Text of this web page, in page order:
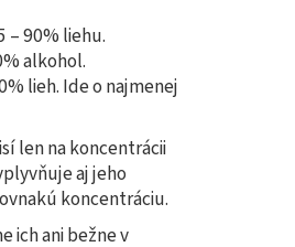
– 90% liehu.
alkohol.
lieh. Ide o najmenej
len na koncentrácii
aj jeho
koncentráciu.
ich ani bežne v